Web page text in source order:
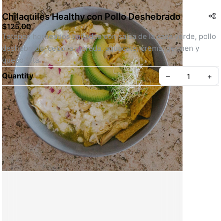
Chilaquiles Healthy con Pollo Deshebrado
$125.00
Totopos horneados bañados con salsa de la casa verde, pollo
deshebrado, cebolla morada, aguacate, crema, germen y
queso feta.
Quantity
– +
Create your Take App